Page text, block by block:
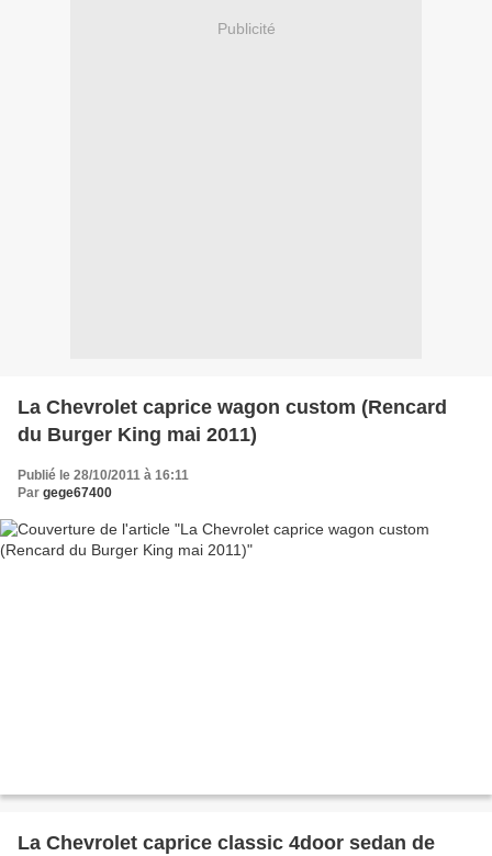
Publicité
La Chevrolet caprice wagon custom (Rencard
du Burger King mai 2011)
Publié le 28/10/2011 à 16:11
Par gege67400
La Chevrolet caprice classic 4door sedan de